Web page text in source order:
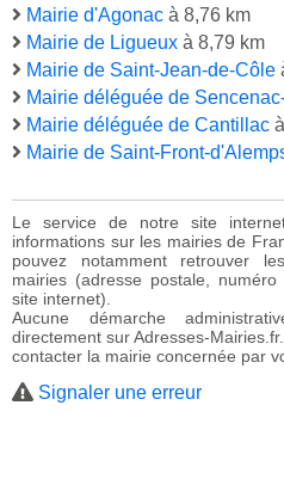
Mairie d'Agonac à 8,76 km
Mairie de Ligueux à 8,79 km
Mairie de Saint-Jean-de-Côle
Mairie déléguée de
Mairie déléguée de Cantillac
Mairie de Saint-Front-
Le service de notre site
informations sur les mairies de
pouvez notamment retrouver
mairies (adresse postale,
site internet).
Aucune démarche
directement sur Adresses-
contacter la mairie concernée par
Signaler une erreur